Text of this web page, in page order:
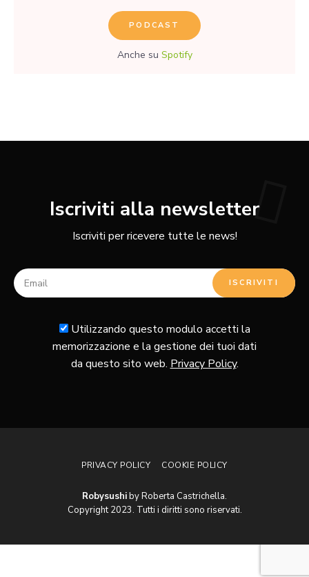
PODCAST
Anche su Spotify
Iscriviti alla newsletter
Iscriviti per ricevere tutte le news!
Utilizzando questo modulo accetti la
memorizzazione e la gestione dei tuoi dati
da questo sito web. Privacy Policy.
PRIVACY POLICY COOKIE POLICY
Robysushiby Roberta Castrichella.
Copyright 2023. Tutti i diritti sono riservati.